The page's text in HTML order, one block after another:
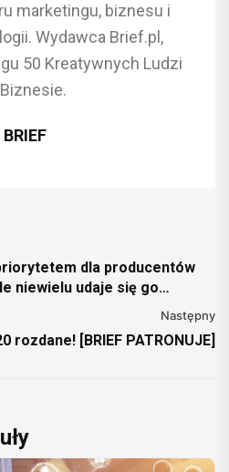
marketingu, biznesu i
Wydawca Brief.pl,
50 Kreatywnych Ludzi
BRIEF
dla producentów
niewielu udaje się go
Następny
rozdane! [BRIEF PATRONUJE]